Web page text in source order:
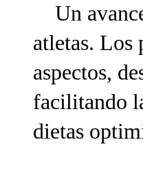
Un
atletas. Los
aspectos,
facilitando
dietas